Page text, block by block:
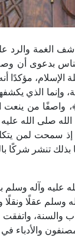
الغمة والرد
بدعوى أن
الإسلام،
وإنما الذي
واصفًا من ينعت
صلى الله
إذ سمحت لمن
بذلك تنشر
عليه وآله
وسلم عقلًا
والسنة، واتفقت
والأدباء في